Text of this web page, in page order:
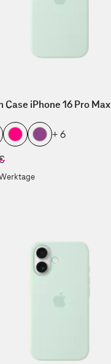
Case iPhone 16 Pro Max
+ 6